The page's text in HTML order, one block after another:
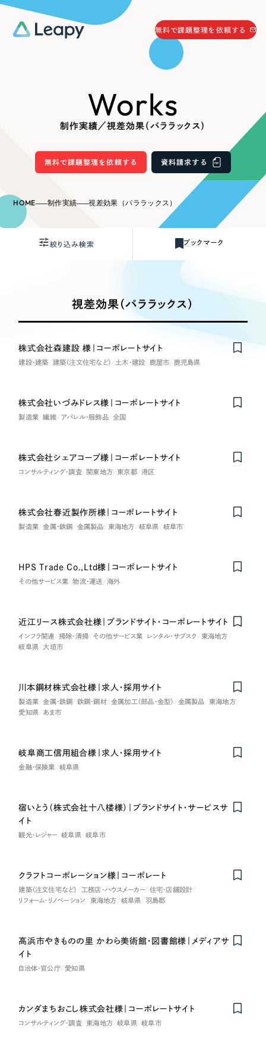
Service
を残す資産型DX支援をご提供します
採用サイト制作
? よくある質問
リープ・プロジェクト／マーケティング代行
SEO対策によるアクセス獲得、反響獲得などの"Webマーケティング"から、
採用DX支援
リープ・リクルーティング
完全成功報酬型のスカウト型ハイクラス人材紹介（岐阜・愛知）
カイゼンDX支援
日報ツールで案件ごとの営業利益をリアルタイムに可視化
Works
お役立ち情報
無料で課題整理を依頼する
058-215-0066
24時間受付
資料請求する
リーピーが選ばれる理由
採用サイト制作
ブランドサイト制作
すべて （624件）
ブランドサイト・サービスサイト （85件）
求人・採用サイト
ポータルサイト・メディアサイト （39件）
オプションサービス
お客様インタビュー
Outsourcing
アウトソーシング（代行支援）
リープ・リクルーティング
その他のサービス
Company
ウェブアクセシビリティ方針
制作実績／視差効果（パララックス）
Works
無料で課題整理を依頼する 資料請求する
HOME 制作実績 視差効果（パララックス）
絞り込み検索 ブックマーク
制作内容
コーポレート・企業サイト
ブランドサイト・サービスサイト
ECサイト（オンラインショップ）
LP（ランディングページ）
キャンペーン・プロモーション
サイト
その他
製造業
建設・建築
医療・福祉
士業
美容・エステ
視差効果（パララックス）
株式会社森建設 様｜コーポレートサイト
建設・建築 建築（注文住宅など） 土木・建設 鹿屋市 鹿児島県
株式会社いづみドレス様｜コーポレートサイト
製造業 繊維 アパレル・服飾品 全国
Nominee
株式会社シェアコープ様｜コーポレートサイト
コンサルティング・調査 関東地方 東京都 港区
株式会社春近製作所様｜コーポレートサイト
製造業 金属・鉄鋼 金属製品 東海地方 岐阜県 岐阜市
Nominee
HPS Trade Co.,Ltd様｜コーポレートサイト
その他サービス業 物流・運送 海外
Nominee
近江リース株式会社様｜ブランドサイト・コーポレートサイト
インフラ関連 掃除・清掃 その他サービス業 レンタル・サブスク
東海地方
岐阜県
大垣市
川本鋼材株式会社様｜求人・採用サイト
製造業 金属・鉄鋼 鉄鋼・鋼材 金属加工（部品・金型） 金属製品
東海地方
愛知県
あま市
岐阜商工信用組合様｜求人・採用サイト
金融・保険業 岐阜県
Nominee
宿いとう（株式会社十八楼様）｜ブランドサイト・サービスサ
イト
観光・レジャー 岐阜県 岐阜市
クラフトコーポレーション様｜コーポレート
建築（注文住宅など） 工務店・ハウスメーカー
住宅・店舗設計
リフォーム・リノベーション
東海地方 岐阜県 羽島郡
Nominee
高浜市やきものの里 かわら美術館・図書館様｜メディアサ
イト
自治体・官公庁 愛知県
Nominee
カンダまちおこし株式会社様｜コーポレートサイト
コンサルティング・調査 東海地方 岐阜県 岐阜市